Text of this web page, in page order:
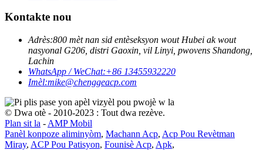
Kontakte nou
Adrès:800 mèt nan sid entèseksyon wout Hubei ak wout
nasyonal G206, distri Gaoxin, vil Linyi, pwovens Shandong,
Lachin
WhatsApp / WeChat:+86 13455932220
Imèl:mike@chenggeacp.com
© Dwa otè - 2010-2023 : Tout dwa rezève.
Plan sit la - AMP Mobil
Panèl konpoze aliminyòm, Machann Acp, Acp Pou Revètman
Miray, ACP Pou Patisyon, Founisè Acp, Apk,